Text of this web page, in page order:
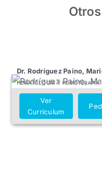
Dr. Rodríguez Paino,
HEMATOLOGÍA Y HEMOTERAPIA
Ver
Curriculum